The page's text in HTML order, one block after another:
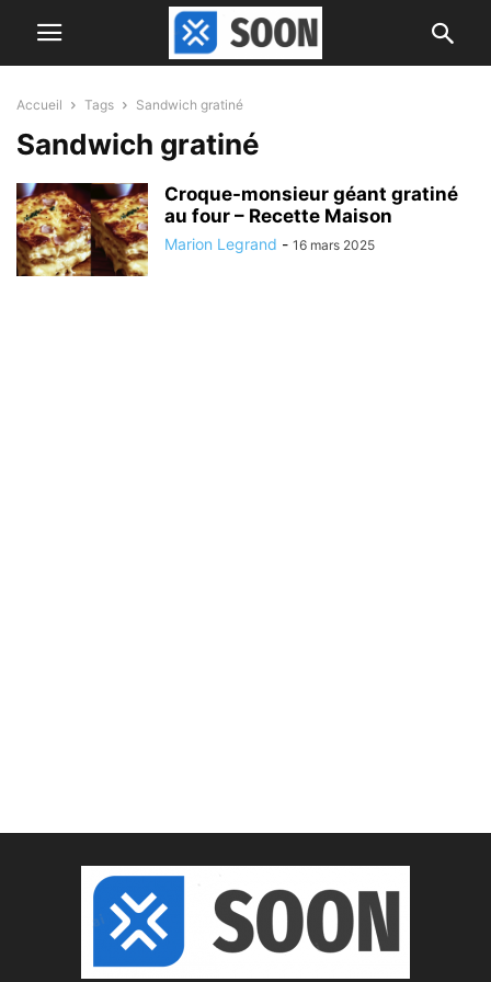
Accueil Tags Sandwich gratiné
Sandwich gratiné
Croque-monsieur géant gratiné
au four – Recette Maison
Marion Legrand - 16 mars 2025